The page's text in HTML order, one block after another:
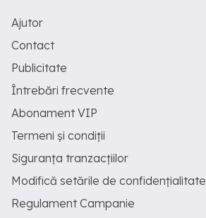
Ajutor
Contact
Publicitate
Întrebări frecvente
Abonament VIP
Termeni și condiții
Siguranța tranzacțiilor
Modifică setările de confidențialitate
Regulament Campanie